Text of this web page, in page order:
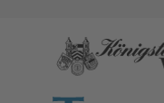
Zum Inhalt